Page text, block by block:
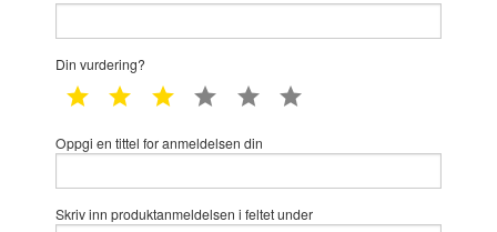
Din vurdering?
1 star 2 star 3 star 4 star 5 star
Oppgi en tittel for anmeldelsen din
Skriv inn produktanmeldelsen i feltet under